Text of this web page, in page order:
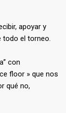
apoyar y
todo el torneo.
con
floor » que nos
qué no,